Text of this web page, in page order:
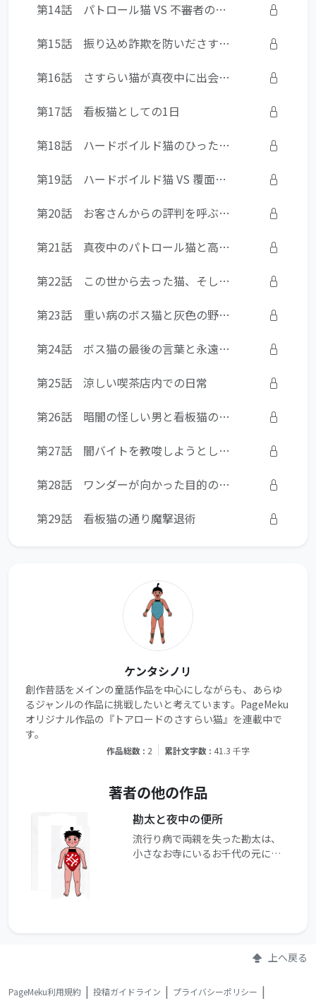
第14話 パトロール猫 VS 不審者の中年男
第15話 振り込め詐欺を防いださすらい猫
第16話 さすらい猫が真夜中に出会った相手
第17話 看板猫としての1日
第18話 ハードボイルド猫のひったくり犯への鉄槌
第19話 ハードボイルド猫 VS 覆面男の銀行強盗犯
第20話 お客さんからの評判を呼ぶ看板猫
第21話 真夜中のパトロール猫と高架下の謎の声
第22話 この世から去った猫、そしてこの世から去ろうとする猫
第23話 重い病のボス猫と灰色の野良猫
第24話 ボス猫の最後の言葉と永遠の別れ
第25話 涼しい喫茶店内での日常
第26話 暗闇の怪しい男と看板猫のパトロール
第27話 闇バイトを教唆しようとした実行犯への鉄槌
第28話 ワンダーが向かった目的の場所
第29話 看板猫の通り魔撃退術
ケンタシノリ
創作昔話をメインの童話作品を中心にしながらも、あらゆ
るジャンルの作品に挑戦したいと考えています。PageMeku
オリジナル作品の『トアロードのさすらい猫』を連載中で
す。
作品総数 : 2 累計文字数 : 41.3 千字
著者の他の作品
勘太と夜中の便所
流行り病で両親を失った勘太は、
小さなお寺にいるお千代の元に他
上へ戻る
PageMeku利用規約 投稿ガイドライン プライバシーポリシー